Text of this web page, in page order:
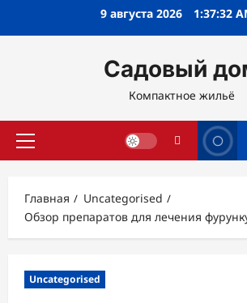
9 августа 2026 1:37:33
Садовый
Компактное жильё
Основное
Главная
Uncategorised
Обзор препаратов для лечения
Uncategorised